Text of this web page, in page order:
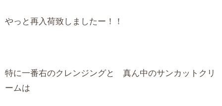
やっと再入荷致しましたー！！
特に一番右のクレンジングと 真ん中のサンカットクリ
ームは